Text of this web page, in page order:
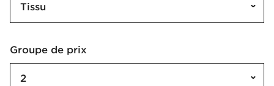
Tissu
Groupe de prix
2